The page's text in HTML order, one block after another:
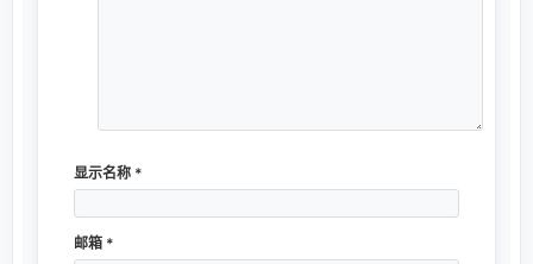
网站
在此浏览器中保存我的显示名称、邮箱地址和网站地址，以便